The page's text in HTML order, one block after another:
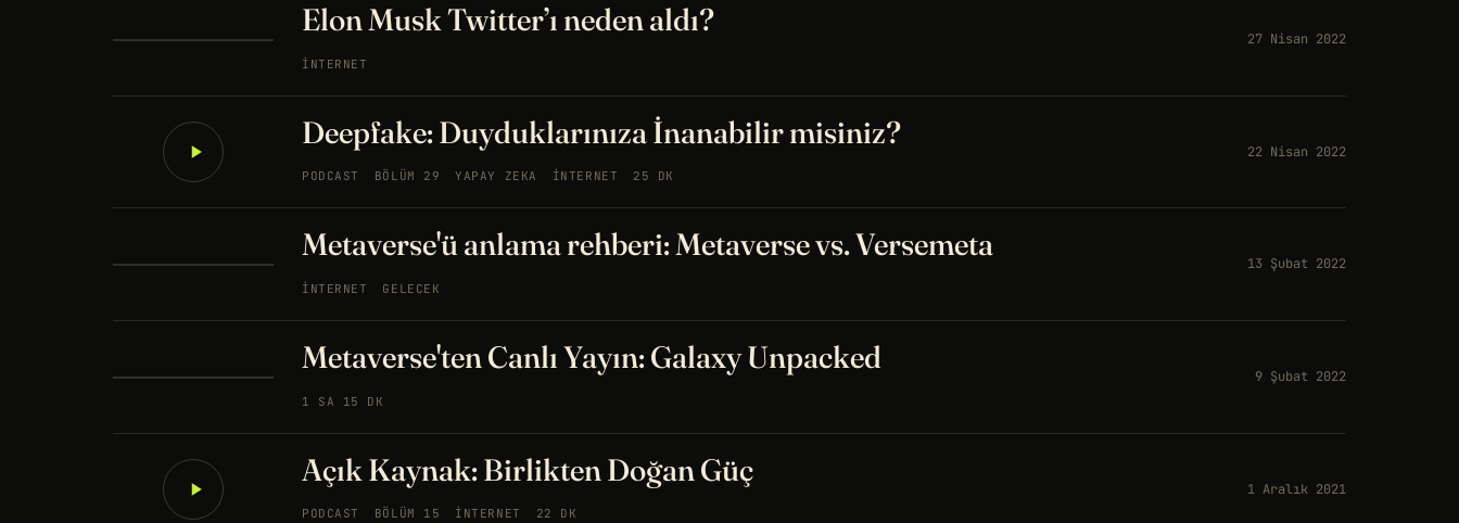
Elon Musk Twitter’ı neden aldı?
İNTERNET
27 Nisan 2022
Deepfake: Duyduklarınıza İnanabilir misiniz?
PODCAST BÖLÜM 29 YAPAY ZEKA İNTERNET 25 DK
22 Nisan 2022
Metaverse'ü anlama rehberi: Metaverse vs. Versemeta
İNTERNET GELECEK
13 Şubat 2022
Metaverse'ten Canlı Yayın: Galaxy Unpacked
1 SA 15 DK
9 Şubat 2022
Açık Kaynak: Birlikten Doğan Güç
PODCAST BÖLÜM 15 İNTERNET 22 DK
1 Aralık 2021